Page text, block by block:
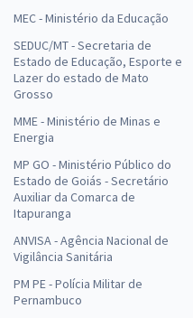
MEC - Ministério da Educação
SEDUC/MT - Secretaria de
Estado de Educação, Esporte e
Lazer do estado de Mato
Grosso
MME - Ministério de Minas e
Energia
MP GO - Ministério Público do
Estado de Goiás - Secretário
Auxiliar da Comarca de
Itapuranga
ANVISA - Agência Nacional de
Vigilância Sanitária
PM PE - Polícia Militar de
Pernambuco